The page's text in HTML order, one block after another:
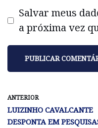
Salvar meus
a próxima vez
ANTERIOR
LUIZINHO CAVALCANTE
DESPONTA EM